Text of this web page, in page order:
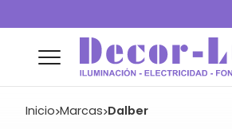
Inicio marcas Dalber